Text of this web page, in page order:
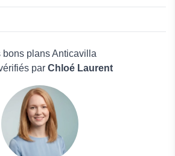
bons plans Anticavilla
par Chloé Laurent